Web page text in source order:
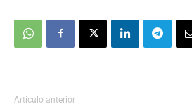
Artículo anterior